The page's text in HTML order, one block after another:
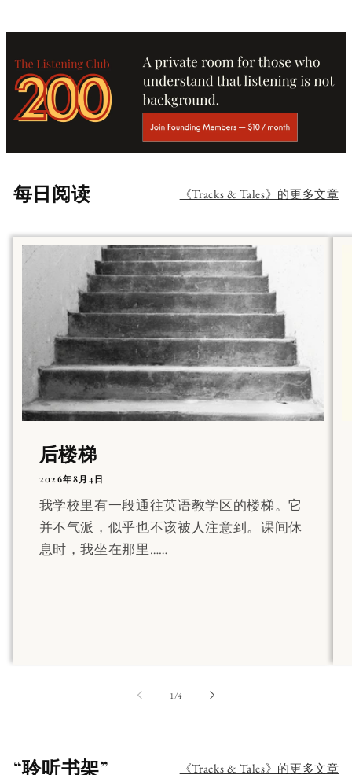
每日阅读 《Tracks & Tales》的更多文章
后楼梯
2026年8月4日
我学校里有一段通往英语教学区的楼梯。它
并不气派，似乎也不该被人注意到。课间休
息时，我坐在那里……
1 /第
4
“聆听书架” 《Tracks & Tales》的更多文章